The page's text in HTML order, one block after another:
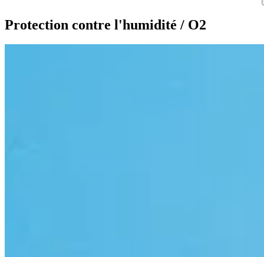
Protection contre l'humidité / O2